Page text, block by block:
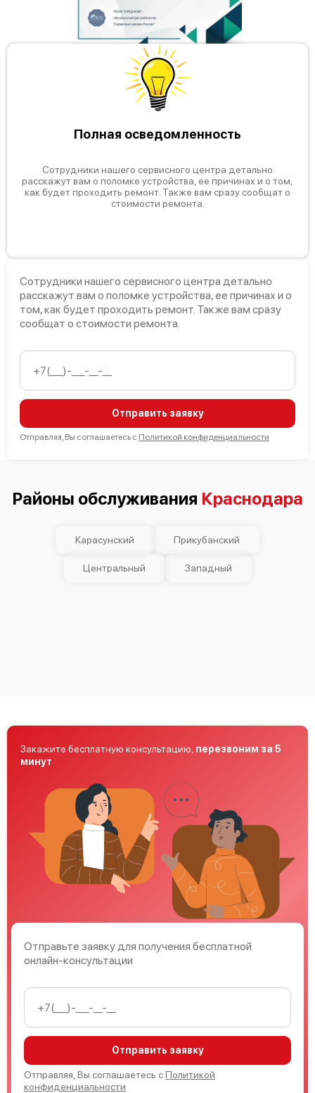
Полная осведомленность
Сотрудники нашего сервисного центра детально
расскажут вам о поломке устройства, ее причинах и о том,
как будет проходить ремонт. Также вам сразу сообщат о
стоимости ремонта.
Сотрудники нашего сервисного центра детально
расскажут вам о поломке устройства, ее причинах и о
том, как будет проходить ремонт. Также вам сразу
сообщат о стоимости ремонта.
Отправить заявку
Отправляя, Вы соглашаетесь с Политикой конфиденциальности
Районы обслуживания Краснодара
Карасунский Прикубанский
Центральный Западный
Отправьте заявку для получения бесплатной
онлайн-консультации
Отправить заявку
Отправляя, Вы соглашаетесь сПолитикой
конфиденциальности
Закажите бесплатную консультацию, перезвоним за 5
минут